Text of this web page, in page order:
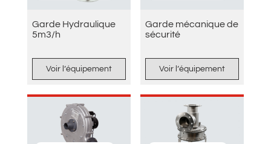
Garde Hydraulique
5m3/h
Voir l’équipement
Garde mécanique de
sécurité
Voir l’équipement